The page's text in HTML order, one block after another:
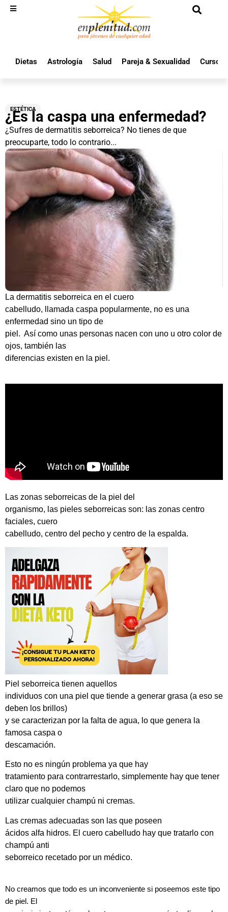
Dietas Astrología Salud Pareja & Sexualidad Cursos
ESTÉTICA
¿Es la caspa una enfermedad?
¿Sufres de dermatitis seborreica? No tienes de que
preocuparte, todo lo contrario...
La dermatitis seborreica en el cuero
cabelludo, llamada caspa popularmente, no es una
enfermedad sino un tipo de
piel. Así como unas personas nacen con uno u otro color de
ojos, también las
diferencias existen en la piel.
Las zonas seborreicas de la piel del
organismo, las pieles seborreicas son: las zonas centro
faciales, cuero
cabelludo, centro del pecho y centro de la espalda.
Piel seborreica tienen aquellos
individuos con una piel que tiende a generar grasa (a eso se
deben los brillos)
y se caracterizan por la falta de agua, lo que genera la
famosa caspa o
descamación.
Esto no es ningún problema ya que hay
tratamiento para contrarrestarlo, simplemente hay que tener
claro que no podemos
utilizar cualquier champú ni cremas.
Las cremas adecuadas son las que poseen
ácidos alfa hidros. El cuero cabelludo hay que tratarlo con
champú anti
seborreico recetado por un médico.
No creamos que todo es un inconveniente si poseemos este tipo
de piel. El